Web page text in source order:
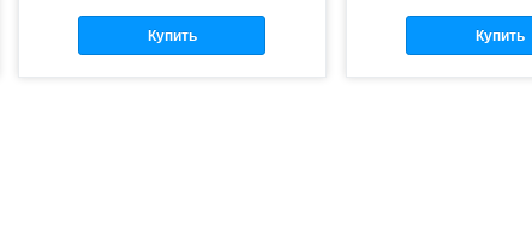
Купить Купить